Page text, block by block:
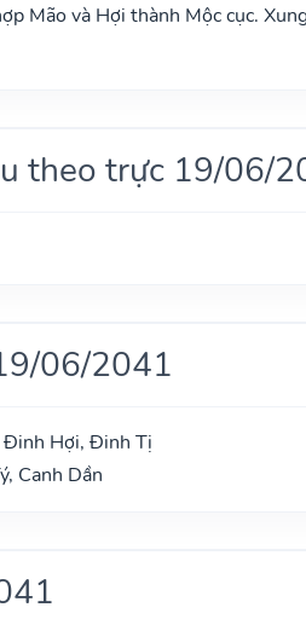
Mão và Hợi thành Mộc cục.
theo trực 19/06/
06/2041
Đinh Hợi, Đinh Tị
Canh Dần